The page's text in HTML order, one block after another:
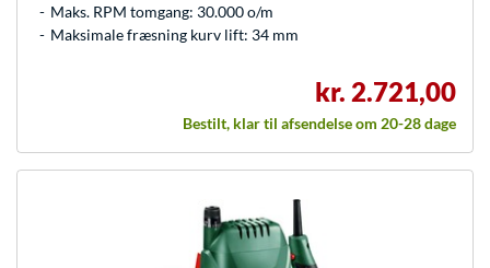
Maks. RPM tomgang: 30.000 o/m
Maksimale fræsning kurv lift: 34 mm
kr. 2.721,00
Bestilt, klar til afsendelse om 20-28 dage